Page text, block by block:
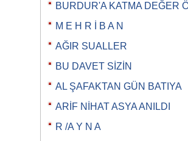
BURDUR'A KATMA DEĞER
M E H R İ B A N
AĞIR SUALLER
BU DAVET SİZİN
AL ŞAFAKTAN GÜN BATIYA
ARİF NİHAT ASYA ANILDI
R /A Y N A